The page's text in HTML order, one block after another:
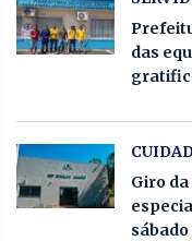
das
Giro